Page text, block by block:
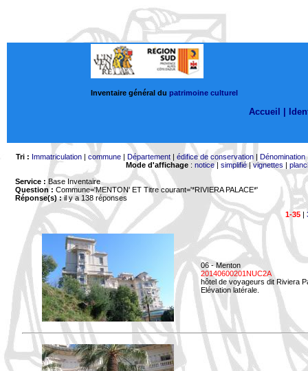
Inventaire général du patrimoine culturel
Accueil |
Tri : Immatriculation| commune| Département| édifice de conservation| Dénomination
Mode d'affichage: notice| simplifié|vignettes |
Service : Base Inventaire
Question : Commune='MENTON' ET Titre courant='*RIVIERA PALACE*'
Réponse(s) :il y a 138 réponses
1-35|
06 - Menton
20140600201NUC2A
hôtel de voyageurs dit Riviera
Elévation latérale.